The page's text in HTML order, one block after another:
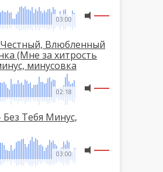
03:00
Влюбленный
(Мне за хитрость
минусовка
02:18
Тебя Минус,
03:00